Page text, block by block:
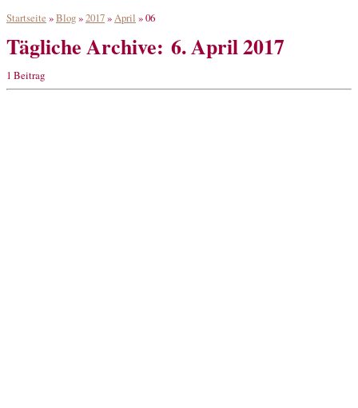
Startseite »Blog»2017»April »06
Tägliche Archive: 6. April 2017
1 Beitrag